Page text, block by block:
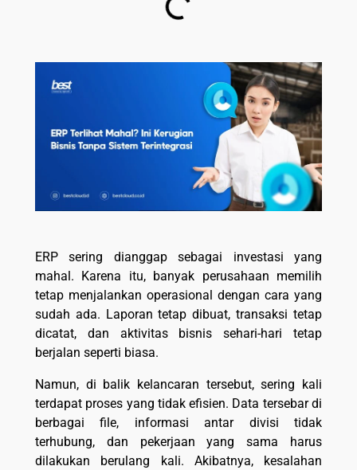
ERP sering dianggap sebagai investasi yang
mahal. Karena itu, banyak perusahaan memilih
tetap menjalankan operasional dengan cara yang
sudah ada. Laporan tetap dibuat, transaksi tetap
dicatat, dan aktivitas bisnis sehari-hari tetap
berjalan seperti biasa.
Namun, di balik kelancaran tersebut, sering kali
terdapat proses yang tidak efisien. Data tersebar di
berbagai file, informasi antar divisi tidak
terhubung, dan pekerjaan yang sama harus
dilakukan berulang kali. Akibatnya, kesalahan